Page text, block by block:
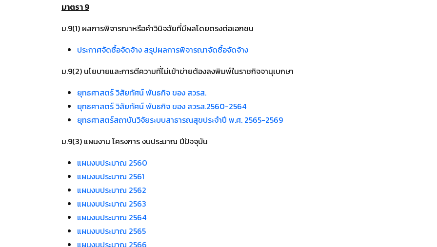
มาตรา 9
ม.9(1) ผลการพิจารณาหรือคำวินิจฉัยที่มีผลโดยตรงต่อเอกชน
ประกาศจัดซื้อจัดจ้าง สรุปผลการพิจารณาจัดซื้อจัดจ้าง
ม.9(2) นโยบายและการตีความที่ไม่เข้าข่ายต้องลงพิมพ์ในราชกิจจานุเบกษา
ยุทธศาสตร์ วิสัยทัศน์ พันธกิจ ของ สวรส.
ยุทธศาสตร์ วิสัยทัศน์ พันธกิจ ของ สวรส.2560-2564
ยุทธศาสตร์สถาบันวิจัยระบบสาธารณสุขประจำปี พ.ศ. 2565-2569
ม.9(3) แผนงาน โครงการ งบประมาณ ปีปัจจุบัน
แผนงบประมาณ 2560
แผนงบประมาณ 2561
แผนงบประมาณ 2562
แผนงบประมาณ 2563
แผนงบประมาณ 2564
แผนงบประมาณ 2565
แผนงบประมาณ 2566